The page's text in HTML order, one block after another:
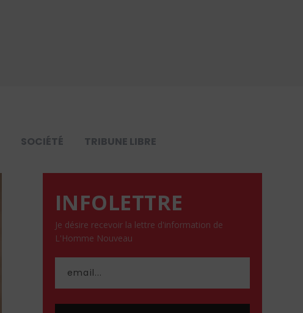
SOCIÉTÉ TRIBUNE LIBRE
INFOLETTRE
Je désire recevoir la lettre d'information de
L'Homme Nouveau